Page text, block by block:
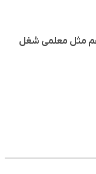
مثل معلمی شغل